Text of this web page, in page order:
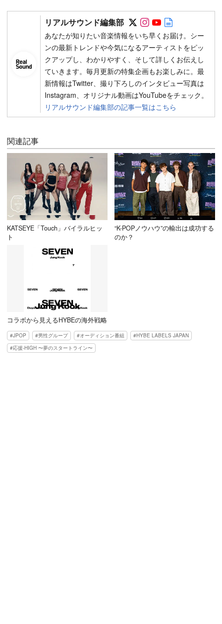
リアルサウンド編集部 Follow on SNS
Follow on SNS
Follow on
あなたが知りたい音楽情報をいち早くお届け。シー
ンの最新トレンドや今気になるアーティストをピッ
クアップし、わかりやすく、そして詳しくお伝えし
ていきます。毎月更新の特集企画もお楽しみに。最
新情報はTwitter、撮り下ろしのインタビュー写真は
Instagram、オリジナル動画はYouTubeをチェック。
リアルサウンド編集部の記事一覧はこちら
関連記事
KATSEYE「Touch」バイラルヒッ
ト
“K-POPノウハウ”の輸出は成功する
のか？
コラボから見えるHYBEの海外戦略
JPOP 男性グループ オーディション番組
HYBE LABELS JAPAN
応援-HIGH 〜夢のスタートライン〜